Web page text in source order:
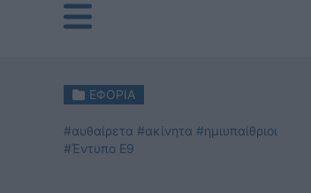
ΕΦΟΡΙΑ
#αυθαίρετα #ακίνητα #ημιυπαίθριοι
#Έντυπο Ε9